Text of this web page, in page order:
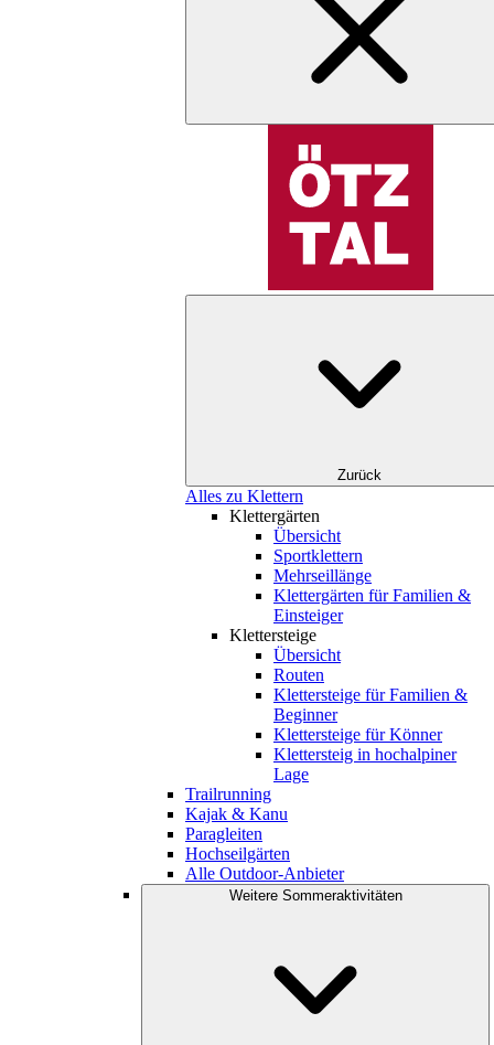
Zurück
Alles zu Klettern
Klettergärten
Übersicht
Sportklettern
Mehrseillänge
Klettergärten für Familien &
Einsteiger
Klettersteige
Übersicht
Routen
Klettersteige für Familien &
Beginner
Klettersteige für Könner
Klettersteig in hochalpiner
Lage
Trailrunning
Kajak & Kanu
Paragleiten
Hochseilgärten
Alle Outdoor-Anbieter
Weitere Sommeraktivitäten